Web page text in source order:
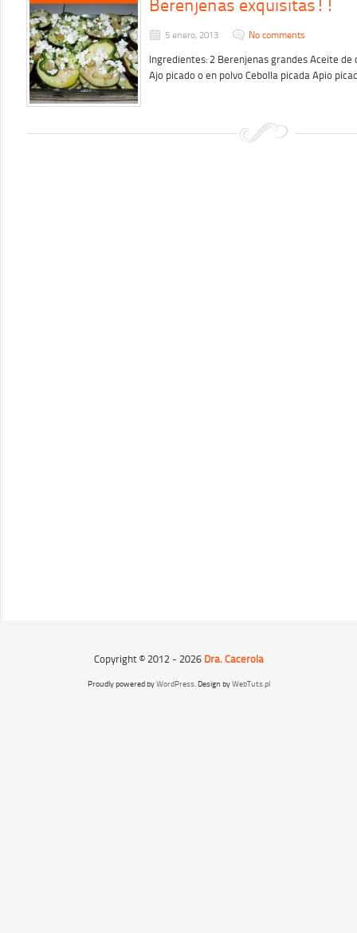
Berenjenas exquisitas!!
5 enero, 2013 No comments
Ingredientes: 2 Berenjenas grandes Aceite
Ajo picado o en polvo Cebolla picada Apio
Copyright © 2012 - 2026 Dra. Cacerola
Proudly powered byWordPress. Design byWebTuts.pl